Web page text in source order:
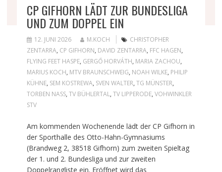
CP GIFHORN LÄDT ZUR BUNDESLIGA
UND ZUM DOPPEL EIN
12. JUNI 2026 M.KOCH
CHRISTOPHER
ZENTARRA, CP GIFHORN, DAVID ZENTARRA, FFC HAGEN,
FLYING FEET HASPE, GERGŐ HORVÁTH, MARIA ZACHOU,
MARIUS KOCH, MTV BRAUNSCHWEIG, NOAH WILKE, PHILIP
KÜHNE, SEM KOSTREWA, SVEN WALTER, TG MÜNSTER,
TORBEN NASS, TV BÜHLERTAL, TV LIPPERODE, VOHWINKLER
STV
Am kommenden Wochenende lädt der CP Gifhorn in
der Sporthalle des Otto-Hahn-Gymnasiums
(Brandweg 2, 38518 Gifhorn) zum zweiten Spieltag
der 1. und 2. Bundesliga und zur zweiten
Doppelrangliste ein. Eröffnet wird das